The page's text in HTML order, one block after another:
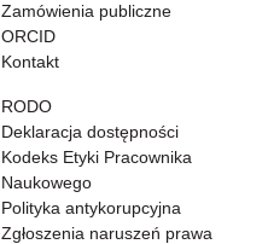
Zamówienia publiczne
ORCID
Kontakt
RODO
Deklaracja dostępności
Kodeks Etyki Pracownika
Naukowego
Polityka antykorupcyjna
Zgłoszenia naruszeń prawa